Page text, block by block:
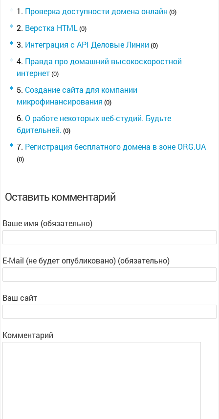
Проверка доступности домена онлайн (0)
Верстка HTML(0)
Интеграция с API Деловые Линии (0)
Правда про домашний высокоскоростной
интернет(0)
Создание сайта для компании
микрофинансирования (0)
О работе некоторых веб-студий. Будьте
бдительней. (0)
Регистрация бесплатного домена в зоне ORG.UA
(0)
Оставить комментарий
Ваше имя (обязательно)
E-Mail (не будет опубликовано) (обязательно)
Ваш сайт
Комментарий